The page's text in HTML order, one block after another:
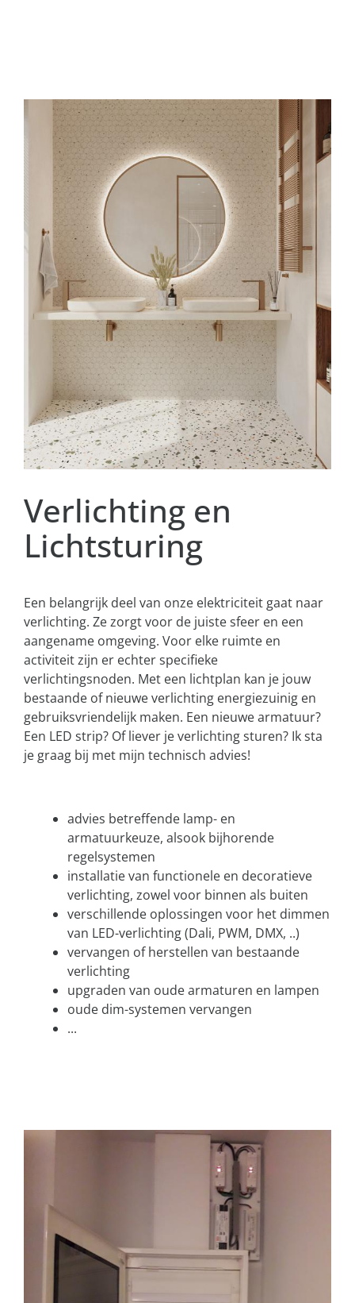
Verlichting en
Lichtsturing
Een belangrijk deel van onze elektriciteit gaat naar
verlichting. Ze zorgt voor de juiste sfeer en een
aangename omgeving. Voor elke ruimte en
activiteit zijn er echter specifieke
verlichtingsnoden. Met een lichtplan kan je jouw
bestaande of nieuwe verlichting energiezuinig en
gebruiksvriendelijk maken. Een nieuwe armatuur?
Een LED strip? Of liever je verlichting sturen? Ik sta
je graag bij met mijn technisch advies!
advies betreffende lamp- en
armatuurkeuze, alsook bijhorende
regelsystemen
installatie van functionele en decoratieve
verlichting, zowel voor binnen als buiten
verschillende oplossingen voor het dimmen
van LED-verlichting (Dali, PWM, DMX, ..)
vervangen of herstellen van bestaande
verlichting
upgraden van oude armaturen en lampen
oude dim-systemen vervangen
...